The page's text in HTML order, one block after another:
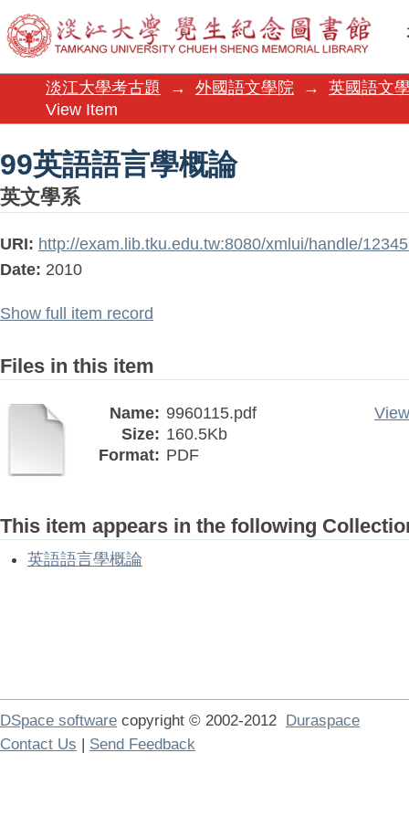
99英語語言學概論
淡江大學考古題 → 外國語文學院 →
英國語文
View Item
99英語語言學概論
英文學系
URI: http://exam.lib.tku.edu.tw:8080/xmlui/handle/
Date: 2010
Show full item record
Files in this item
Name: 9960115.pdf
Size: 160.5Kb
Format: PDF
This item appears in the following
英語語言學概論
DSpace software copyright © 2002-2012 Duraspace
Contact Us | Send Feedback